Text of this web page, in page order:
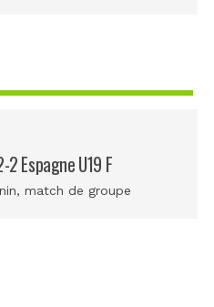
2 Espagne U19 F
, match de groupe